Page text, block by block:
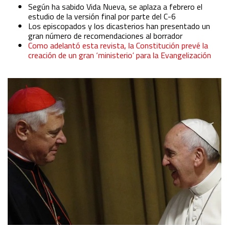
Según ha sabido Vida Nueva, se aplaza a febrero el
estudio de la versión final por parte del C-6
Los episcopados y los dicasterios han presentado un
gran número de recomendaciones al borrador
Como adelantó esta revista, la Constitución prevé la
creación de un gran ‘ministerio’ para la Evangelización